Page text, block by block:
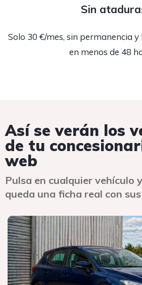
Sin
Solo 30 €/mes, sin permanencia
en menos de 48
Así se verán los
de tu
web
Pulsa en cualquier vehículo
queda una ficha real con